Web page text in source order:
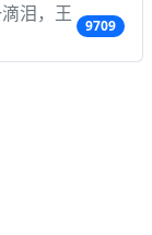
泪，王
9709